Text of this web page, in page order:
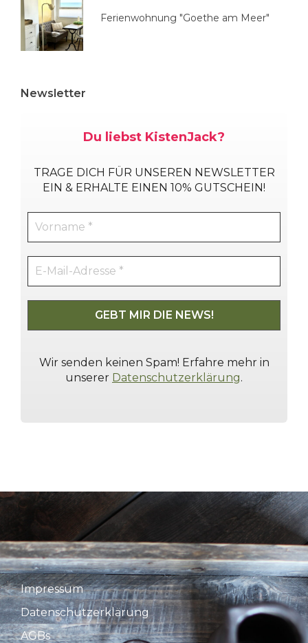
Ferienwohnung "Goethe am Meer"
Newsletter
Du liebst KistenJack?
TRAGE DICH FÜR UNSEREN NEWSLETTER
EIN & ERHALTE EINEN 10% GUTSCHEIN!
Wir senden keinen Spam! Erfahre mehr in
unserer Datenschutzerklärung.
Impressum
Datenschutzerklärung
AGBs